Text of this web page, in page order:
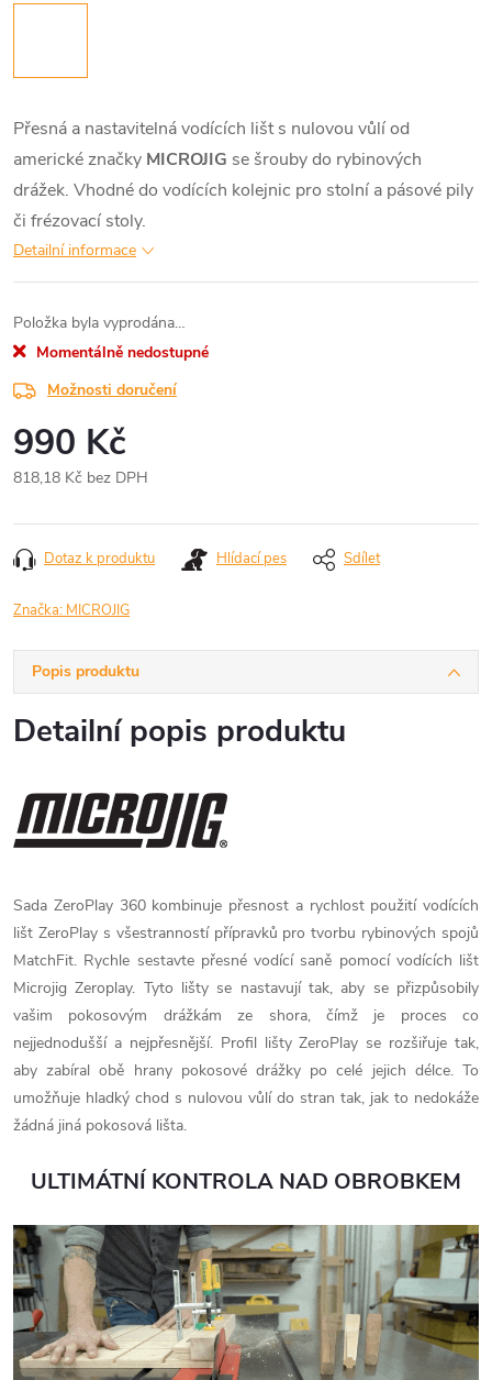
Přesná a nastavitelná vodících lišt s nulovou vůlí od
americké značky MICROJIG se šrouby do rybinových
drážek. Vhodné do vodících kolejnic pro stolní a pásové pily
či frézovací stoly.
Detailní informace
Položka byla vyprodána…
Momentálně nedostupné
Možnosti doručení
990 Kč
818,18 Kč bez DPH
cena:
Dotaz k produktu Hlídací pes Sdílet
Značka: MICROJIG
Popis produktu
Detailní popis produktu
Sada ZeroPlay 360 kombinuje přesnost a rychlost použití vodících
lišt ZeroPlay s všestranností přípravků pro tvorbu rybinových spojů
MatchFit. Rychle sestavte přesné vodící saně pomocí vodících lišt
Microjig Zeroplay. Tyto lišty se nastavují tak, aby se přizpůsobily
vašim pokosovým drážkám ze shora, čímž je proces co
nejjednodušší a nejpřesnější. Profil lišty ZeroPlay se rozšiřuje tak,
aby zabíral obě hrany pokosové drážky po celé jejich délce. To
umožňuje hladký chod s nulovou vůlí do stran tak, jak to nedokáže
žádná jiná pokosová lišta.
ULTIMÁTNÍ KONTROLA NAD OBROBKEM